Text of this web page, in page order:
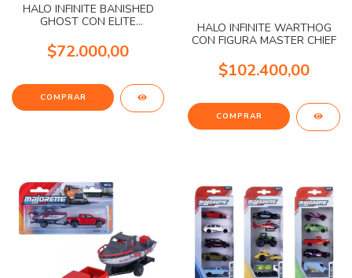
HALO INFINITE BANISHED
GHOST CON ELITE
$72.000,00
HALO INFINITE WARTHOG
CON FIGURA MASTER CHIEF
$102.400,00